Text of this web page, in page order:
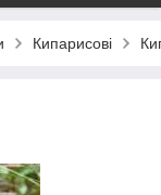
Кипарисові